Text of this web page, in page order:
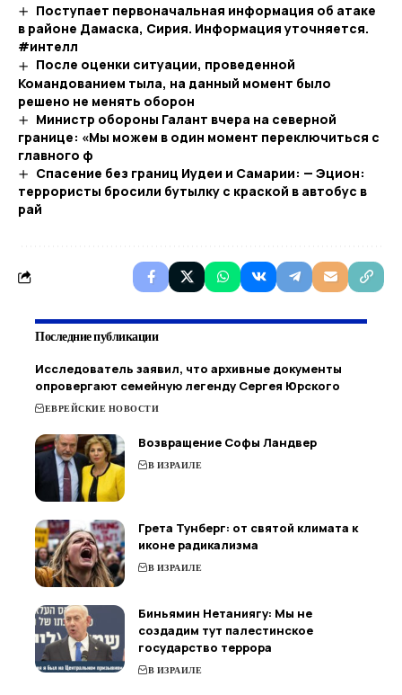
Поступает первоначальная информация об атаке
в районе Дамаска, Сирия. Информация уточняется.
#интелл
После оценки ситуации, проведенной
Командованием тыла, на данный момент было
решено не менять оборон
Министр обороны Галант вчера на северной
границе: «Мы можем в один момент переключиться с
главного ф
Спасение без границ Иудеи и Самарии: — Эцион:
террористы бросили бутылку с краской в ​​автобус в
рай
Последние публикации
Исследователь заявил, что архивные документы
опровергают семейную легенду Сергея Юрского
ЕВРЕЙСКИЕ НОВОСТИ
Возвращение Софы Ландвер
В ИЗРАИЛЕ
Грета Тунберг: от святой климата к
иконе радикализма
В ИЗРАИЛЕ
Биньямин Нетаниягу: Мы не
создадим тут палестинское
государство террора
В ИЗРАИЛЕ